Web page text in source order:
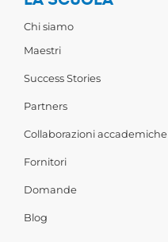
Chi siamo
Maestri
Success Stories
Partners
Collaborazioni accademiche
Fornitori
Domande
Blog